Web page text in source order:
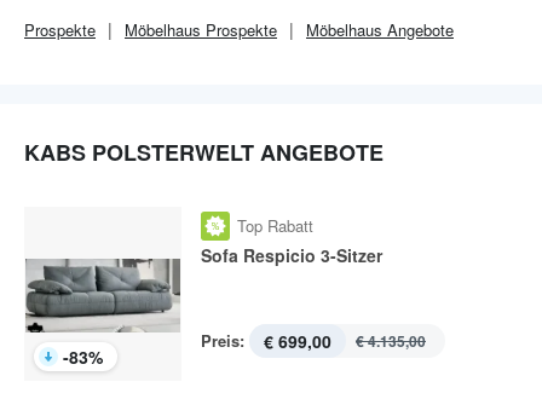
Prospekte Möbelhaus Prospekte Möbelhaus Angebote
KABS POLSTERWELT ANGEBOTE
-83%
Top Rabatt
Sofa Respicio 3-Sitzer
Preis: € 699,00 € 4.135,00